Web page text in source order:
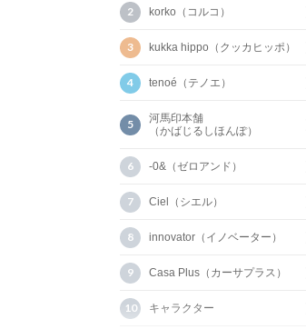
korko（コルコ）
kukka hippo（クッカヒッポ）
tenoé（テノエ）
河馬印本舗
（かばじるしほんぽ）
-0&（ゼロアンド）
Ciel（シエル）
innovator（イノベーター）
Casa Plus（カーサプラス）
キャラクター